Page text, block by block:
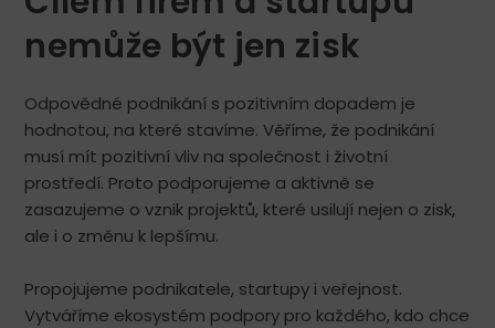
nemůže být jen zisk
Odpovědné podnikání s pozitivním dopadem je
hodnotou, na které stavíme. Věříme, že podnikání
musí mít pozitivní vliv na společnost i životní
prostředí. Proto podporujeme a aktivně se
zasazujeme o vznik projektů, které usilují nejen o zisk,
ale i o změnu k lepšímu.
Propojujeme podnikatele, startupy i veřejnost.
Vytváříme ekosystém podpory pro každého, kdo chce